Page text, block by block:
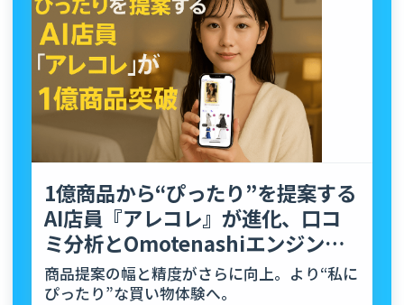
1億商品から“ぴったり”を提案する
AI店員『アレコレ』が進化、口コ
ミ分析とOmotenashiエンジンを
強化
商品提案の幅と精度がさらに向上。より“私に
ぴったり”な買い物体験へ。